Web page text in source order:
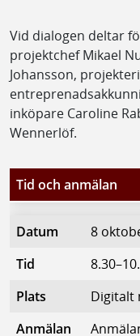
Vid dialogen deltar
projektchef Mikael
Johansson,
inköpare Caroline
Wennerlöf.
Tid och anmälan
Datum
8
Tid
Plats
Digitalt
Anmälan